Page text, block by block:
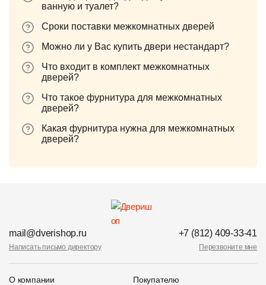
ванную и туалет?
Сроки поставки межкомнатных дверей
Можно ли у Вас купить двери нестандарт?
Что входит в комплект межкомнатных
дверей?
Что такое фурнитура для межкомнатных
дверей?
Какая фурнитура нужна для межкомнатных
дверей?
mail@dverishop.ru
Написать письмо директору
+7 (812) 409-33-41
Перезвоните мне
О компании Покупателю